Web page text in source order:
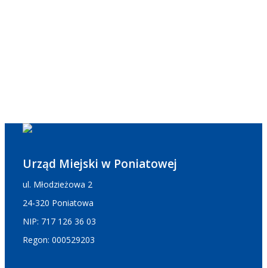
Urząd Miejski w Poniatowej
ul. Młodzieżowa 2
24-320 Poniatowa
NIP: 717 126 36 03
Regon: 000529203